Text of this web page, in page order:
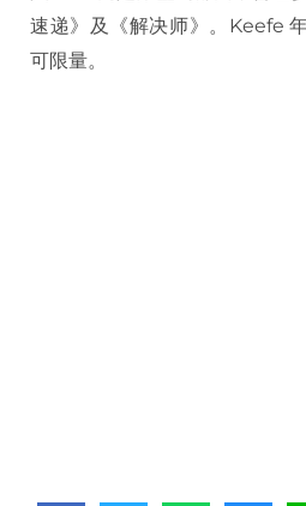
速递》及《解决师》。Keefe
可限量。